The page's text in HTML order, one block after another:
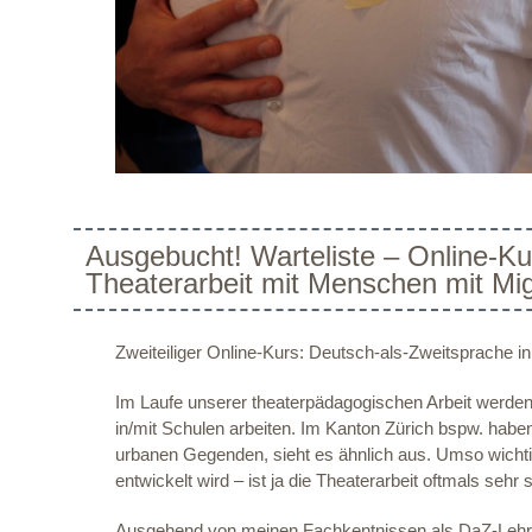
Ausgebucht! Warteliste – Online-
Theaterarbeit mit Menschen mit
Zweiteiliger Online-Kurs: Deutsch-als-Zweitsprache
Im Laufe unserer theaterpädagogischen Arbeit
in/mit Schulen arbeiten. Im Kanton Zürich bspw.
urbanen Gegenden, sieht es ähnlich aus. Umso
entwickelt wird – ist ja die Theaterarbeit oftmals sehr